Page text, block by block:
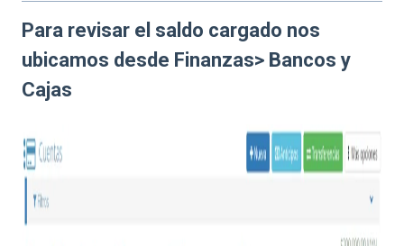
Para revisar el saldo cargado nos
ubicamos desde Finanzas> Bancos y
Cajas